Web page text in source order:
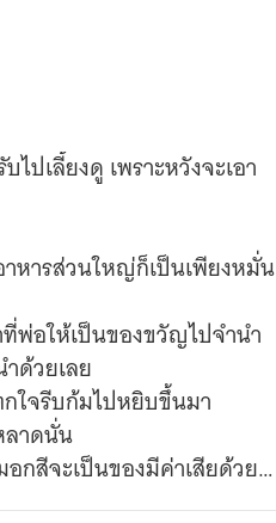
ปเลี้ยงดู เพราะหวังจะเอา
หารส่วนใหญ่ก็เป็นเพียงหมั่น
ที่พ่อให้เป็นของขวัญไปจำนำ
ด้วยเลย
ใจรีบก้มไปหยิบขึ้นมา
ลาดนั่น
กสีจะเป็นของมีค่าเสียด้วยสิ
สนหยวน!